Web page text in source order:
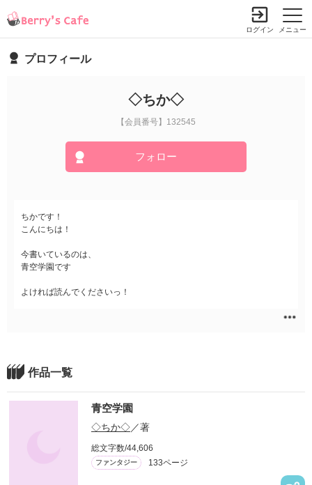
メニュー
ログイン
プロフィール
◇ちか◇
【会員番号】132545
フォロー
ちかです！
こんにちは！
今書いているのは、
青空学園です
よければ読んでくださいっ！
作品一覧
青空学園
◇ちか◇／著
総文字数/44,606
ファンタジー 133ページ